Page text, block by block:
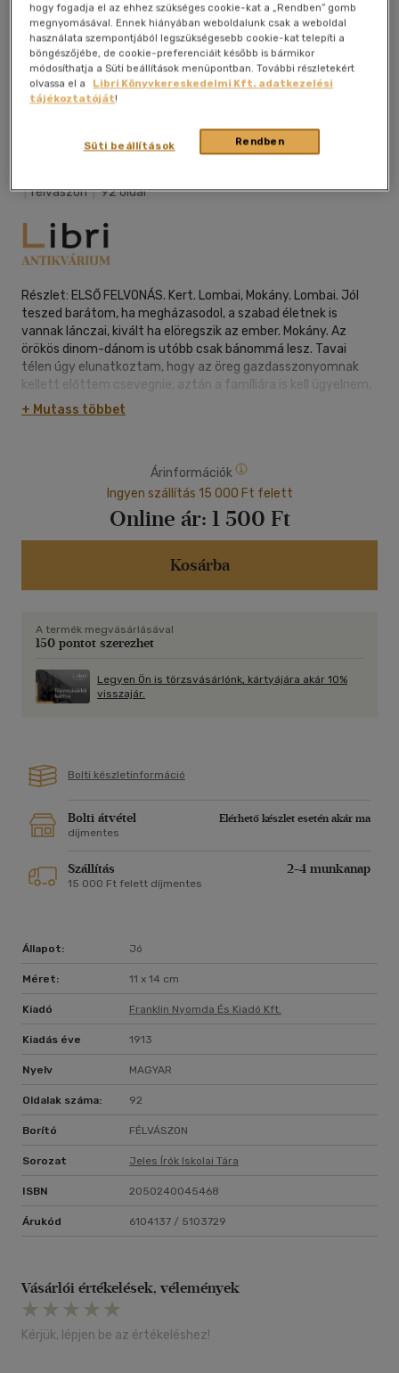
|félvászon|92 oldal
Részlet: ELSŐ FELVONÁS. Kert. Lombai, Mokány. Lombai. Jól
teszed barátom, ha megházasodol, a szabad életnek is
vannak lánczai, kivált ha elöregszik az ember. Mokány. Az
örökös dinom-dánom is utóbb csak bánommá lesz. Tavai
télen úgy elunatkoztam, hogy az öreg gazdasszonyomnak
kellett előttem csevegnie; aztán a famíliára is kell ügyelnem,
úgy is vakarcs vagyok - aztán házi becsület is kell. Lombai.
Okosan! én szeretem, ha a szívek úgy össze-visszafonódnak.
ismerte a grófot; az öreg Köröndy meghalván, ezen reá
maradt fél urodalmat commasszálta a gróffal, s együtt
költöztek a városba; azóta én vagyok itt az úr.
+ Mutass többet
Árinformációk
Ingyen szállítás 15 000 Ft felett
Online ár: 1 500 Ft
Kosárba
A termék megvásárlásával
150 pontot szerezhet
Legyen Ön is törzsvásárlónk, kártyájára akár 10%
visszajár.
Bolti készletinformáció
Bolti átvétel
Elérhető készlet esetén akár ma
díjmentes
Szállítás 2-4 munkanap
15 000 Ft felett díjmentes
Állapot: Jó
Méret: 11 x 14 cm
Kiadó Franklin Nyomda És Kiadó Kft.
Kiadás éve 1913
Nyelv MAGYAR
Oldalak száma: 92
Borító FÉLVÁSZON
Sorozat Jeles Írók Iskolai Tára
ISBN 2050240045468
Árukód 6104137 / 5103729
Vásárlói értékelések, vélemények
Kérjük, lépjen be az értékeléshez!
hogy fogadja el az ehhez szükséges cookie-kat a „Rendben” gomb
megnyomásával. Ennek hiányában weboldalunk csak a weboldal
használata szempontjából legszükségesebb cookie-kat telepíti a
böngészőjébe, de cookie-preferenciáit később is bármikor
módosíthatja a Süti beállítások menüpontban. További részletekért
olvassa el a
Libri Könyvkereskedelmi Kft. adatkezelési
tájékoztatóját!
Rendben
Süti beállítások